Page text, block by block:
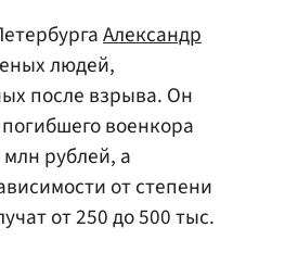
Александр
людей,
после взрыва. Он
военкора
млн рублей, а
от степени
от 250 до 500 тыс.